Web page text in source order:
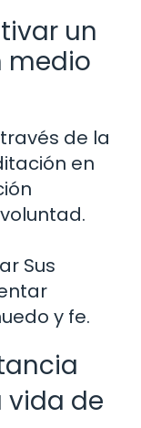
un
medio
de la
en
Sus
y fe.
vida de